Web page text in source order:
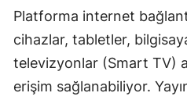
Platforma internet
cihazlar, tabletler,
televizyonlar (Smart TV)
erişim sağlanabiliyor.